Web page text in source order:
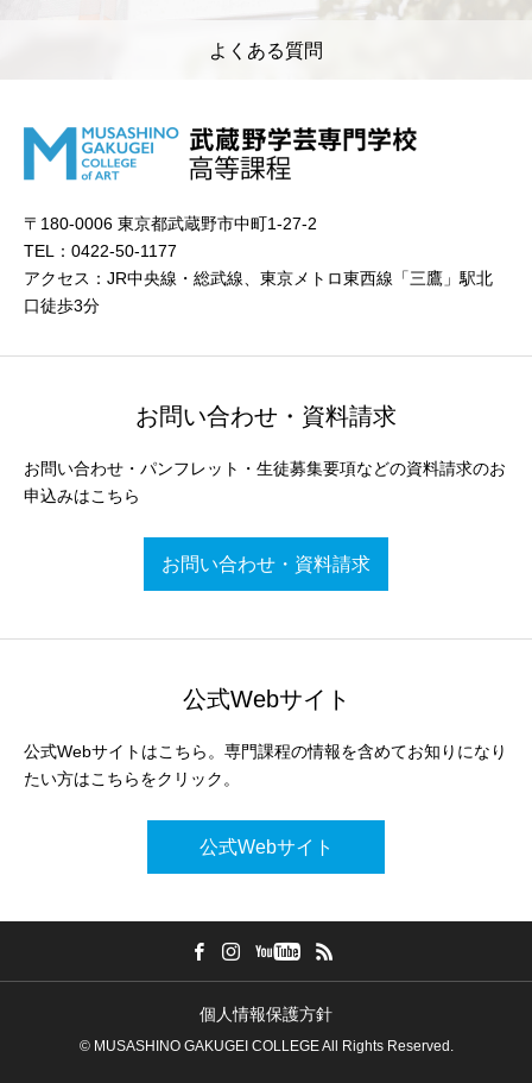
よくある質問
〒180-0006 東京都武蔵野市中町1-27-2
TEL：0422-50-1177
アクセス：JR中央線・総武線、東京メトロ東西線「三鷹」駅北
口徒歩3分
お問い合わせ・資料請求
お問い合わせ・パンフレット・生徒募集要項などの資料請求のお
申込みはこちら
お問い合わせ・資料請求
公式Webサイト
公式Webサイトはこちら。専門課程の情報を含めてお知りになり
たい方はこちらをクリック。
公式Webサイト
個人情報保護方針
© MUSASHINO GAKUGEI COLLEGE All Rights Reserved.